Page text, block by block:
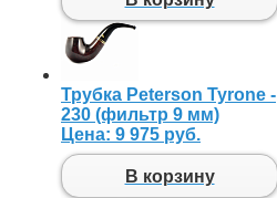
Трубка Peterson Tyrone -
230 (фильтр 9 мм)
Цена: 9 975 руб.
В корзину